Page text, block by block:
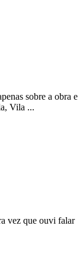
sobre a obra e
Vila ...
vez que ouvi falar